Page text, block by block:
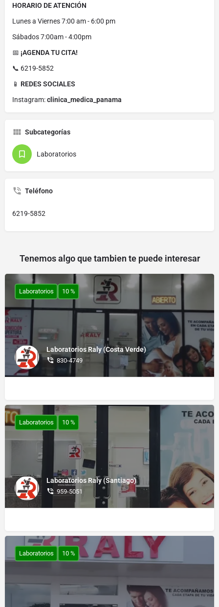
HORARIO DE ATENCIÓN
Lunes a Viernes 7:00 am - 6:00 pm
Sábados 7:00am - 4:00pm
📅 ¡AGENDA TU CITA!
📞 6219-5852
📱 REDES SOCIALES
Instagram:clinica_medica_panama
Subcategorías
Laboratorios
Teléfono
6219-5852
Tenemos algo que tambien te puede interesar
Laboratorios Raly (Costa Verde)
830-4749
Laboratorios 10 %
Laboratorios Raly (Santiago)
959-5051
Laboratorios 10 %
Laboratorios 10 %